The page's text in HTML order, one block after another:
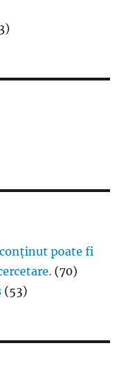
poate fi
(70)
(53)